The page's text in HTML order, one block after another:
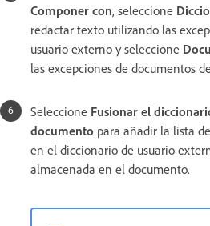
Componer con, seleccione
redactar texto utilizando las
usuario externo y seleccione
las excepciones de documentos
Seleccione Fusionar el
documento para añadir la lista
en el diccionario de usuario
almacenada en el documento.